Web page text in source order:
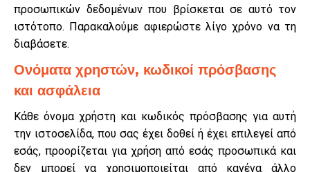
προσωπικών δεδομένων που βρίσκεται σε αυτό τον
ιστότοπο. Παρακαλούμε αφιερώστε λίγο χρόνο να τη
διαβάσετε.
Ονόματα χρηστών, κωδικοί πρόσβασης
και ασφάλεια
Κάθε όνομα χρήστη και κωδικός πρόσβασης για αυτή
την ιστοσελίδα, που σας έχει δοθεί ή έχει επιλεγεί από
εσάς, προορίζεται για χρήση από εσάς προσωπικά και
δεν μπορεί να χρησιμοποιείται από κανένα άλλο